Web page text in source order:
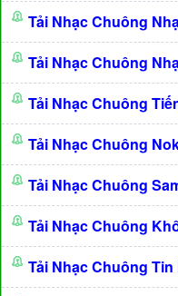
Tải Nhạc Chuông
Tải Nhạc Chuông
Tải Nhạc Chuông
Tải Nhạc Chuông
Tải Nhạc Chuông
Tải Nhạc Chuông
Tải Nhạc Chuông Tin